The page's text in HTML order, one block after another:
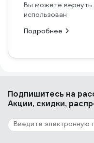
Вы можете вернуть
использован
Подробнее
Подпишитесь на
Акции, скидки,